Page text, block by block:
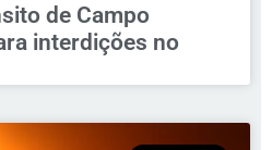
de Campo
interdições no